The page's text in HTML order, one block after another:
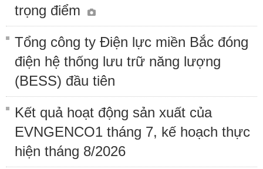
trọng điểm
Tổng công ty Điện lực miền Bắc đóng
điện hệ thống lưu trữ năng lượng
(BESS) đầu tiên
Kết quả hoạt động sản xuất của
EVNGENCO1 tháng 7, kế hoạch thực
hiện tháng 8/2026